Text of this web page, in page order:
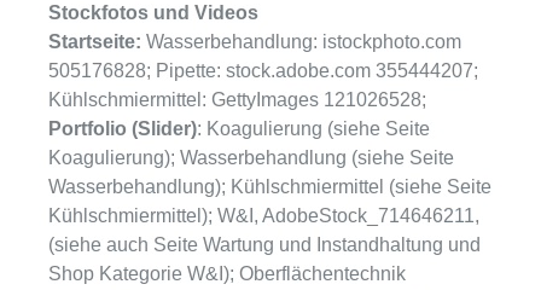
Stockfotos und Videos
Startseite: Wasserbehandlung: istockphoto.com
505176828; Pipette: stock.adobe.com 355444207;
Kühlschmiermittel: GettyImages 121026528;
Portfolio (Slider): Koagulierung (siehe Seite
Koagulierung); Wasserbehandlung (siehe Seite
Wasserbehandlung); Kühlschmiermittel (siehe Seite
Kühlschmiermittel); W&I, AdobeStock_714646211,
(siehe auch Seite Wartung und Instandhaltung und
Shop Kategorie W&I); Oberflächentechnik